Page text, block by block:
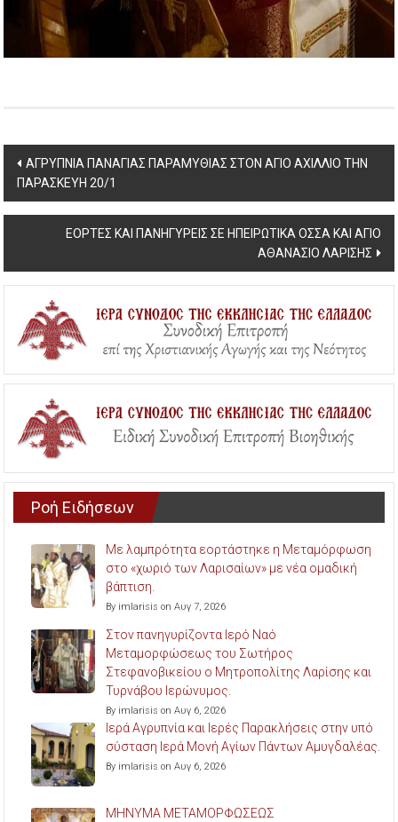
Post
navigation
ΑΓΡΥΠΝΙΑ ΠΑΝΑΓΙΑΣ ΠΑΡΑΜΥΘΙΑΣ ΣΤΟΝ ΑΓΙΟ ΑΧΙΛΛΙΟ ΤΗΝ
ΠΑΡΑΣΚΕΥΗ 20/1
ΕΟΡΤΕΣ ΚΑΙ ΠΑΝΗΓΥΡΕΙΣ ΣΕ ΗΠΕΙΡΩΤΙΚΑ ΟΣΣΑ ΚΑΙ ΑΓΙΟ
ΑΘΑΝΑΣΙΟ ΛΑΡΙΣΗΣ
Ροή Ειδήσεων
Με λαμπρότητα εορτάστηκε η Μεταμόρφωση
στο «χωριό των Λαρισαίων» με νέα ομαδική
βάπτιση.
By imlarisis on Αυγ 7, 2026
Στον πανηγυρίζοντα Ιερό Ναό
Μεταμορφώσεως του Σωτήρος
Στεφανοβικείου ο Μητροπολίτης Λαρίσης και
Τυρνάβου Ιερώνυμος.
By imlarisis on Αυγ 6, 2026
Ιερά Αγρυπνία και Ιερές Παρακλήσεις στην υπό
σύσταση Ιερά Μονή Αγίων Πάντων Αμυγδαλέας.
By imlarisis on Αυγ 6, 2026
ΜΗΝΥΜΑ ΜΕΤΑΜΟΡΦΩΣΕΩΣ